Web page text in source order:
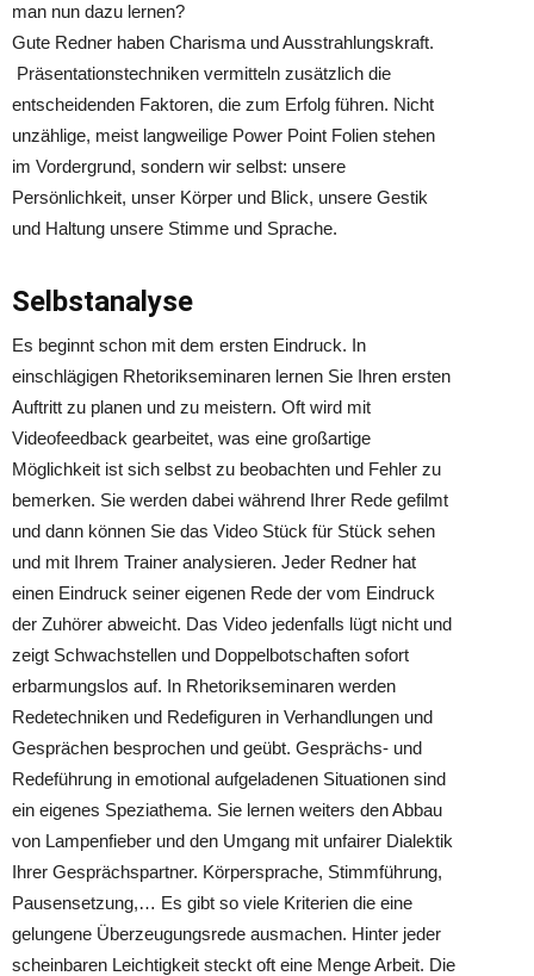
man nun dazu lernen?
Gute Redner haben Charisma und Ausstrahlungskraft.
Präsentationstechniken vermitteln zusätzlich die
entscheidenden Faktoren, die zum Erfolg führen. Nicht
unzählige, meist langweilige Power Point Folien stehen
im Vordergrund, sondern wir selbst: unsere
Persönlichkeit, unser Körper und Blick, unsere Gestik
und Haltung unsere Stimme und Sprache.
Selbstanalyse
Es beginnt schon mit dem ersten Eindruck. In
einschlägigen Rhetorikseminaren lernen Sie Ihren ersten
Auftritt zu planen und zu meistern. Oft wird mit
Videofeedback gearbeitet, was eine großartige
Möglichkeit ist sich selbst zu beobachten und Fehler zu
bemerken. Sie werden dabei während Ihrer Rede gefilmt
und dann können Sie das Video Stück für Stück sehen
und mit Ihrem Trainer analysieren. Jeder Redner hat
einen Eindruck seiner eigenen Rede der vom Eindruck
der Zuhörer abweicht. Das Video jedenfalls lügt nicht und
zeigt Schwachstellen und Doppelbotschaften sofort
erbarmungslos auf. In Rhetorikseminaren werden
Redetechniken und Redefiguren in Verhandlungen und
Gesprächen besprochen und geübt. Gesprächs- und
Redeführung in emotional aufgeladenen Situationen sind
ein eigenes Speziathema. Sie lernen weiters den Abbau
von Lampenfieber und den Umgang mit unfairer Dialektik
Ihrer Gesprächspartner. Körpersprache, Stimmführung,
Pausensetzung,… Es gibt so viele Kriterien die eine
gelungene Überzeugungsrede ausmachen. Hinter jeder
scheinbaren Leichtigkeit steckt oft eine Menge Arbeit. Die